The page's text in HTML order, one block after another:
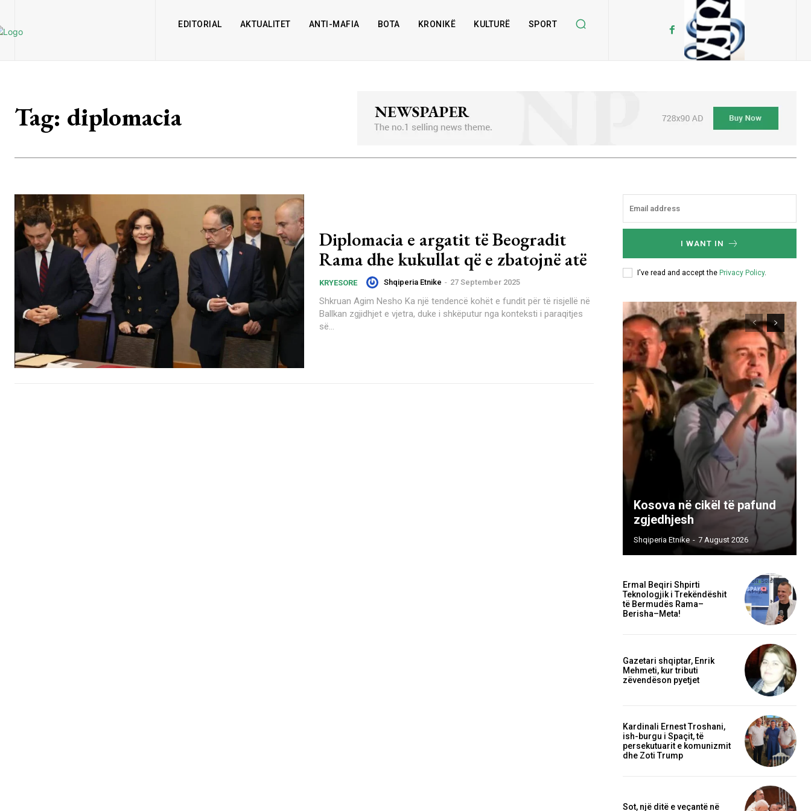
EDITORIAL AKTUALITET ANTI-MAFIA BOTA KRONIKË KULTURË SPORT
Tag: diplomacia
Diplomacia e argatit të Beogradit
Rama dhe kukullat që e zbatojnë atë
KRYESORE Shqiperia Etnike - 27 September 2025
Shkruan Agim Nesho Ka një tendencë kohët e fundit për të risjellë në
Ballkan zgjidhjet e vjetra, duke i shkëputur nga konteksti i paraqitjes
së...
I WANT IN
I've read and accept the Privacy Policy.
Kosova në cikël të pafund
zgjedhjesh
Shqiperia Etnike - 7 August 2026
Ermal Beqiri Shpirti
Teknologjik i Trekëndëshit
të Bermudës Rama–
Berisha–Meta!
Gazetari shqiptar, Enrik
Mehmeti, kur tributi
zëvendëson pyetjet
Kardinali Ernest Troshani,
ish-burgu i Spaçit, të
persekutuarit e komunizmit
dhe Zoti Trump
Sot, një ditë e veçantë në